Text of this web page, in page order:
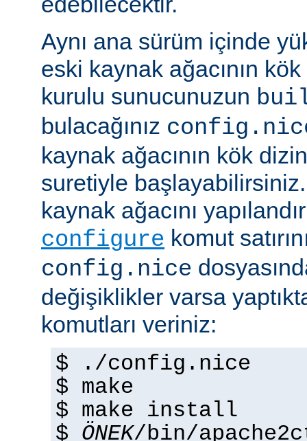
Aynı ana sürüm içinde
eski kaynak ağacının
kurulu sunucunuzun
bulacağınız
kaynak ağacının kök
suretiyle
kaynak ağacını
configure komut
config.nice
değişiklikler varsa
komutları veriniz:
$ ./config.nice
$ make
$ make install
$ ÖNEK/bin/